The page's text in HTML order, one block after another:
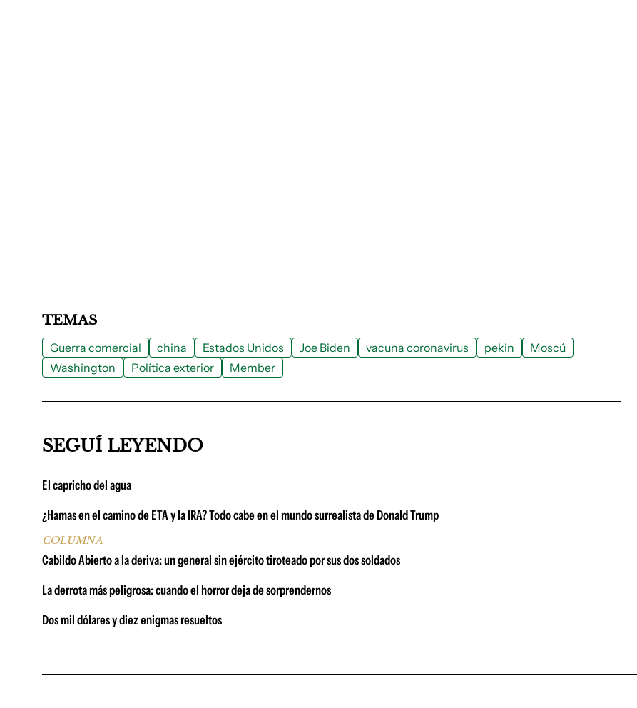
TEMAS
Guerra comercial china Estados Unidos Joe Biden vacuna coronavirus pekin
Moscú
Washington
Política exterior Member
SEGUÍ LEYENDO
El capricho del agua
¿Hamas en el camino de ETA y la IRA? Todo cabe en el mundo surrealista de Donald Trump
COLUMNA
Cabildo Abierto a la deriva: un general sin ejército tiroteado por sus dos soldados
La derrota más peligrosa: cuando el horror deja de sorprendernos
Dos mil dólares y diez enigmas resueltos